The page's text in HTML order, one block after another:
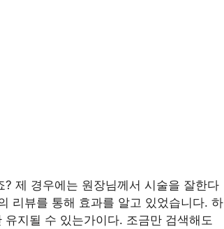
제 경우에는 원장님께서 시술을 잘한다
리뷰를 통해 효과를 알고 있었습니다. 하
지될 수 있는가이다. 조금만 검색해도